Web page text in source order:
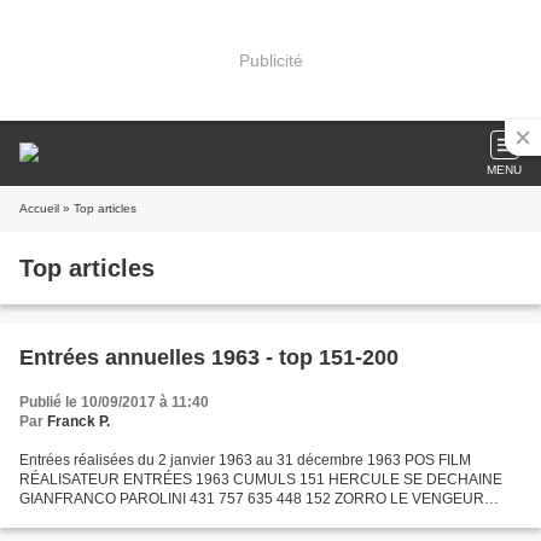
Publicité
MENU
Accueil » Top articles
Top articles
Entrées annuelles 1963 - top 151-200
Publié le 10/09/2017 à 11:40
Par Franck P.
Entrées réalisées du 2 janvier 1963 au 31 décembre 1963 POS FILM
RÉALISATEUR ENTRÉES 1963 CUMULS 151 HERCULE SE DECHAINE
GIANFRANCO PAROLINI 431 757 635 448 152 ZORRO LE VENGEUR
DU PACIFIQUE ARTHUR...